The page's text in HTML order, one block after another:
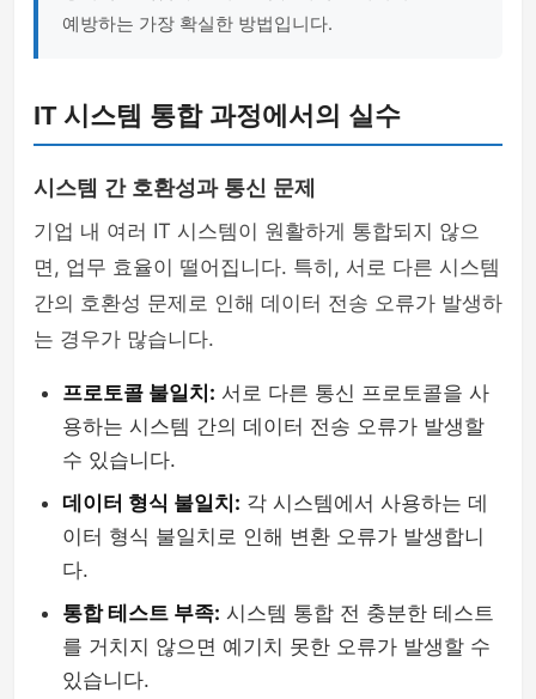
예방하는 가장 확실한 방법입니다.
IT 시스템 통합 과정에서의 실수
시스템 간 호환성과 통신 문제
기업 내 여러 IT 시스템이 원활하게 통합되지 않으
면, 업무 효율이 떨어집니다. 특히, 서로 다른 시스템
간의 호환성 문제로 인해 데이터 전송 오류가 발생하
는 경우가 많습니다.
프로토콜 불일치: 서로 다른 통신 프로토콜을 사
용하는 시스템 간의 데이터 전송 오류가 발생할
수 있습니다.
데이터 형식 불일치: 각 시스템에서 사용하는 데
이터 형식 불일치로 인해 변환 오류가 발생합니
다.
통합 테스트 부족: 시스템 통합 전 충분한 테스트
를 거치지 않으면 예기치 못한 오류가 발생할 수
있습니다.